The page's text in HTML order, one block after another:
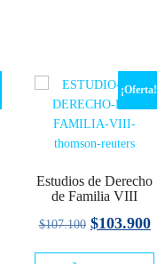
¡Oferta!
Estudios de Derecho
de Familia VIII
$107.100 El
$103.900El